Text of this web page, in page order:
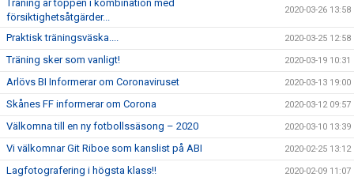
Träning är toppen i kombination med
försiktighetsåtgärder...
2020-03-26 13:58
Praktisk träningsväska.... 2020-03-25 12:58
Träning sker som vanligt! 2020-03-19 10:31
Arlövs BI Informerar om Coronaviruset 2020-03-13 19:00
Skånes FF informerar om Corona 2020-03-12 09:57
Välkomna till en ny fotbollssäsong – 2020 2020-03-10 13:39
Vi välkomnar Git Riboe som kanslist på ABI 2020-02-25 13:12
Lagfotografering i högsta klass!! 2020-02-09 11:07